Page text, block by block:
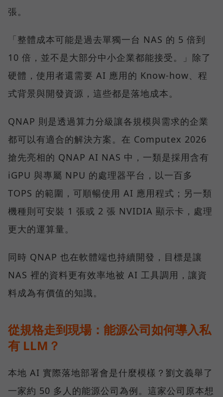
張。
「整體成本可能是過去單獨一台 NAS 的 5 倍到
10 倍，並不是大部分中小企業都能接受。」除了
硬體，使用者還需要 AI 應用的 Know-how、程
式背景與開發資源，這些都是落地成本。
QNAP 則是透過算力分級讓各規模與需求的企業
都可以有適合的解決方案。在 Computex 2026
搶先亮相的 QNAP AI NAS 中，一類是採用含有
iGPU 與專屬 NPU 的處理器平台，以一百多
TOPS 的範圍，可順暢使用 AI 應用程式；另一類
機種則可安裝 1 張或 2 張 NVIDIA 顯示卡，處理
更大的運算量。
同時 QNAP 也在軟體端也持續開發，目標是讓
NAS 裡的資料更有效率地被 AI 工具調用，讓資
料成為有價值的知識。
從規格走到現場：能源公司如何導入私
有 LLM？
本地 AI 實際落地部署會是什麼模樣？劉文義舉了
一家約 50 多人的能源公司為例。這家公司原本想